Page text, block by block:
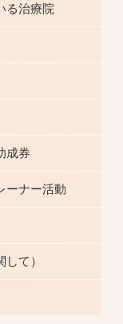
る治療院
成券
ーナー活動
て）